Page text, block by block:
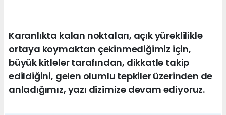
Karanlıkta kalan noktaları, açık yüreklilikle
ortaya koymaktan çekinmediğimiz için,
büyük kitleler tarafından, dikkatle takip
edildiğini, gelen olumlu tepkiler üzerinden de
anladığımız, yazı dizimize devam ediyoruz.